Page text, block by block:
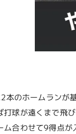
本のホームランが
球が遠くまで飛
合わせて9得点